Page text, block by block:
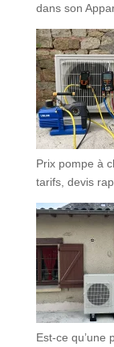
dans son
Prix pompe à
tarifs, devis
Est-ce qu’une